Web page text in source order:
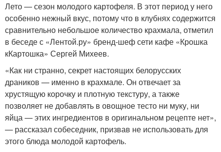
Лето — сезон молодого картофеля. В этот период у него
особенно нежный вкус, потому что в клубнях содержится
сравнительно небольшое количество крахмала, отметил
в беседе с «Лентой.ру» бренд-шеф сети кафе «Крошка
кКартошка» Сергей Михеев.
«Как ни странно, секрет настоящих белорусских
драников — именно в крахмале. Он отвечает за
хрустящую корочку и плотную текстуру, а также
позволяет не добавлять в овощное тесто ни муку, ни
яйца — этих ингредиентов в оригинальном рецепте нет»,
— рассказал собеседник, призвав не использовать для
этого блюда молодой картофель.